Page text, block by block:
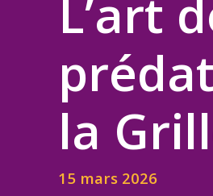
L’art
la
15 mars 2026